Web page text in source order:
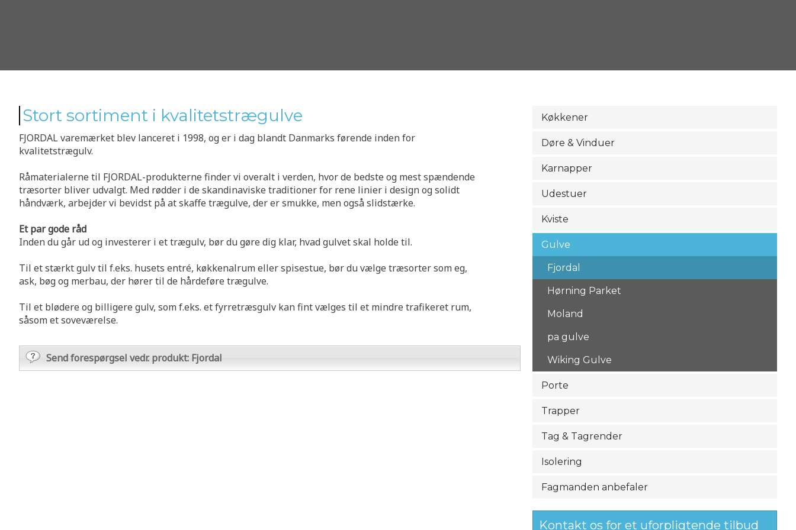
Stort sortiment i kvalitetstrægulve
FJORDAL varemærket blev lanceret i 1998, og er i dag blandt Danmarks førende inden for
kvalitetstrægulv.
Råmaterialerne til FJORDAL-produkterne finder vi overalt i verden, hvor de bedste og mest spændende
træsorter bliver udvalgt. Med rødder i de skandinaviske traditioner for rene linier i design og solidt
håndværk, arbejder vi bevidst på at skaffe trægulve, der er smukke, men også slidstærke.
Et par gode råd
Inden du går ud og investerer i et trægulv, bør du gøre dig klar, hvad gulvet skal holde til.
Til et stærkt gulv til f.eks. husets entré, køkkenalrum eller spisestue, bør du vælge træsorter som eg,
ask, bøg og merbau, der hører til de hårdeføre trægulve.
Til et blødere og billigere gulv, som f.eks. et fyrretræsgulv kan fint vælges til et mindre trafikeret rum,
såsom et soveværelse.
Send forespørgsel vedr. produkt: Fjordal
Køkkener
Døre & Vinduer
Karnapper
Udestuer
Kviste
Gulve
Fjordal
Hørning Parket
Moland
pa gulve
Wiking Gulve
Porte
Trapper
Tag & Tagrender
Isolering
Fagmanden anbefaler
Kontakt os for et uforpligtende tilbud​